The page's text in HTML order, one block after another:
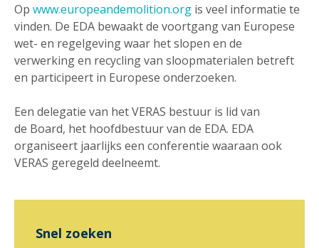
Op www.europeandemolition.org is veel informatie te
vinden. De EDA bewaakt de voortgang van Europese
wet- en regelgeving waar het slopen en de
verwerking en recycling van sloopmaterialen betreft
en participeert in Europese onderzoeken.
Een delegatie van het VERAS bestuur is lid van
de Board, het hoofdbestuur van de EDA. EDA
organiseert jaarlijks een conferentie waaraan ook
VERAS geregeld deelneemt.
Snel zoeken